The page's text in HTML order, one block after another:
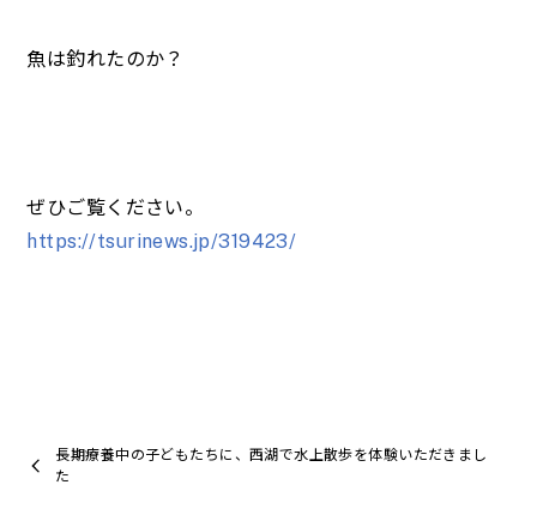
魚は釣れたのか？
ぜひご覧ください。
https://tsurinews.jp/319423/
長期療養中の子どもたちに、西湖で水上散歩を体験いただきまし
た